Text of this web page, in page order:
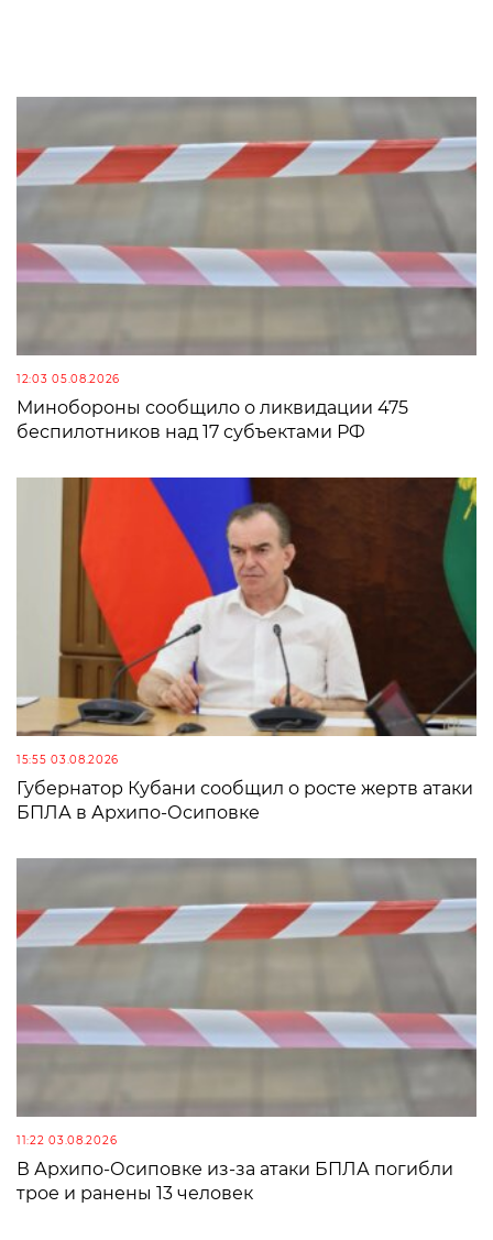
12:03 05.08.2026
Минобороны сообщило о ликвидации 475
беспилотников над 17 субъектами РФ
15:55 03.08.2026
Губернатор Кубани сообщил о росте жертв атаки
БПЛА в Архипо-Осиповке
11:22 03.08.2026
В Архипо-Осиповке из-за атаки БПЛА погибли
трое и ранены 13 человек